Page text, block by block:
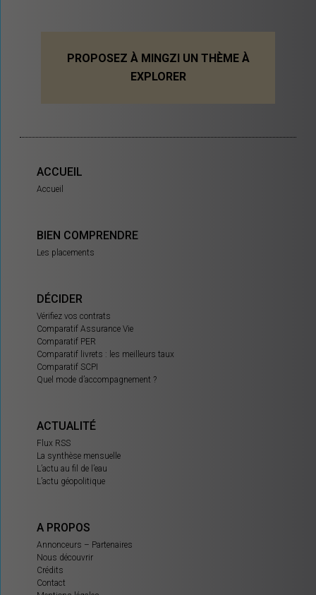
PROPOSEZ À MINGZI UN THÈME À
EXPLORER
ACCUEIL
Accueil
BIEN COMPRENDRE
Les placements
DÉCIDER
Vérifiez vos contrats
Comparatif Assurance Vie
Comparatif PER
Comparatif livrets : les meilleurs taux
Comparatif SCPI
Quel mode d’accompagnement ?
ACTUALITÉ
Flux RSS
La synthèse mensuelle
L’actu au fil de l’eau
L’actu géopolitique
A PROPOS
Annonceurs – Partenaires
Nous découvrir
Crédits
Contact